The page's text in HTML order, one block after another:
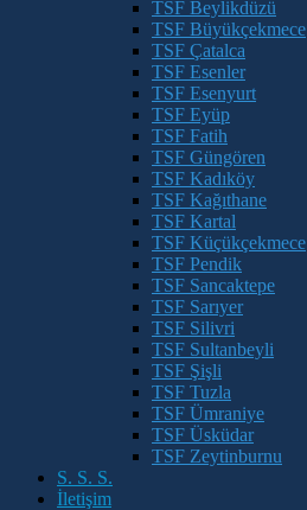
TSF Beylikdüzü
TSF Büyükçekmece
TSF Çatalca
TSF Esenler
TSF Esenyurt
TSF Eyüp
TSF Fatih
TSF Güngören
TSF Kadıköy
TSF Kağıthane
TSF Kartal
TSF Küçükçekmece
TSF Pendik
TSF Sancaktepe
TSF Sarıyer
TSF Silivri
TSF Sultanbeyli
TSF Şişli
TSF Tuzla
TSF Ümraniye
TSF Üsküdar
TSF Zeytinburnu
S. S. S.
İletişim